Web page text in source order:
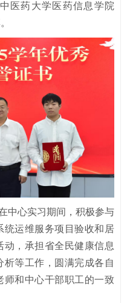
医药大学医药信息学院
心实习期间，积极参与
统运维服务项目验收和居
动，承担省全民健康信息
等工作，圆满完成各自
师和中心干部职工的一致